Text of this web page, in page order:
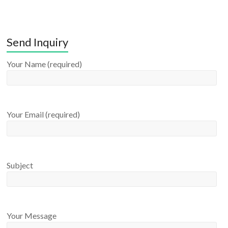
Send Inquiry
Your Name (required)
Your Email (required)
Subject
Your Message